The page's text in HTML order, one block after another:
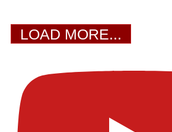
LOAD MORE...